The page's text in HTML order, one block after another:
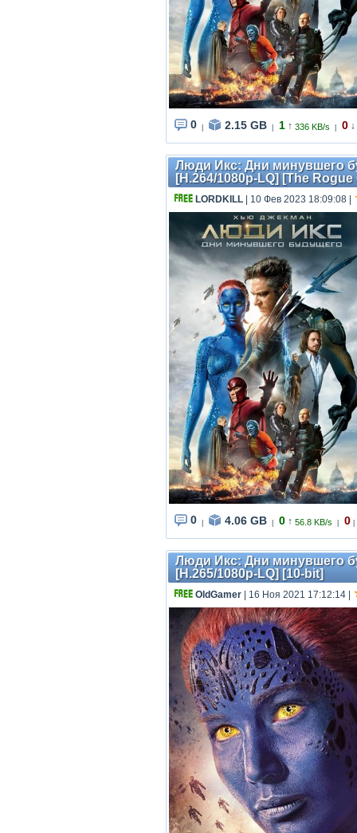
0 2.15 GB 1 ↑ 336 KB/s 0 ↓
Люди Икс: Дни минувшего
[H.264/1080p-LQ] [The Rogue
LORDKILL | 10 Фев 2023 18:09:08
0 4.06 GB 0 ↑ 56.8 KB/s 0
Люди Икс: Дни минувшего
[H.265/1080p-LQ] [10-bit]
OldGamer | 16 Ноя 2021 17:12:14